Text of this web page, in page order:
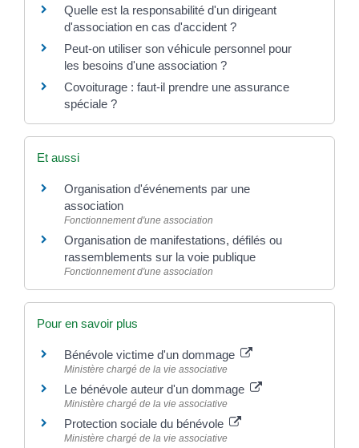
Quelle est la responsabilité d'un dirigeant
d'association en cas d'accident ?
Peut-on utiliser son véhicule personnel pour
les besoins d'une association ?
Covoiturage : faut-il prendre une assurance
spéciale ?
Et aussi
Organisation d'événements par une
association
Fonctionnement d'une association
Organisation de manifestations, défilés ou
rassemblements sur la voie publique
Fonctionnement d'une association
Pour en savoir plus
Bénévole victime d'un dommage
Ministère chargé de la vie associative
Le bénévole auteur d'un dommage
Ministère chargé de la vie associative
Protection sociale du bénévole
Ministère chargé de la vie associative